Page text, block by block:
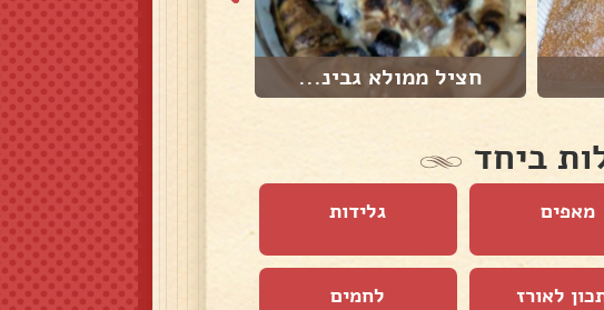
חציל ממולא גבינ...
ביחד
מאפים גלידות
לאורז לחמים